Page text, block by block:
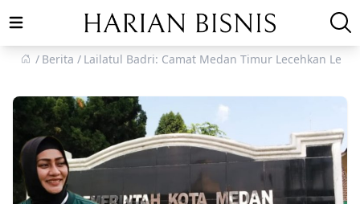
Open main menu
Berita
Lailatul Badri: Camat Medan Timur Lecehkan